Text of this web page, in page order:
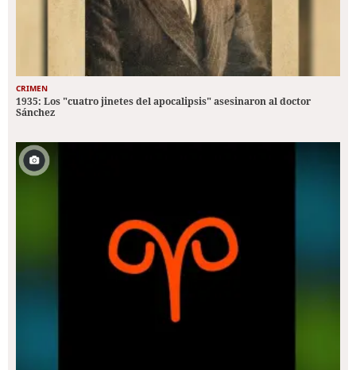
CRIMEN
1935: Los "cuatro jinetes del apocalipsis" asesinaron al doctor
Sánchez